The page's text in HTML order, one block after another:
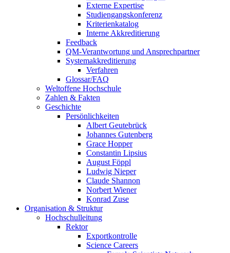
Externe Expertise
Studiengangskonferenz
Kriterienkatalog
Interne Akkreditierung
Feedback
QM-Verantwortung und Ansprechpartner
Systemakkreditierung
Verfahren
Glossar/FAQ
Weltoffene Hochschule
Zahlen & Fakten
Geschichte
Persönlichkeiten
Albert Geutebrück
Johannes Gutenberg
Grace Hopper
Constantin Lipsius
August Föppl
Ludwig Nieper
Claude Shannon
Norbert Wiener
Konrad Zuse
Organisation & Struktur
Hochschulleitung
Rektor
Exportkontrolle
Science Careers